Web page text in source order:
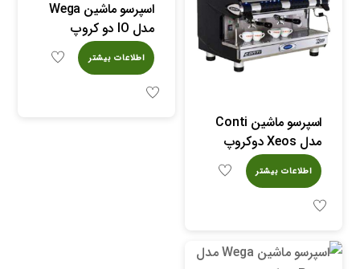
اسپرسو ماشین Conti
مدل Xeos دوکروپ
اطلاعات بیشتر
اسپرسو ماشین Wega
مدل IO دو کروپ
اطلاعات بیشتر